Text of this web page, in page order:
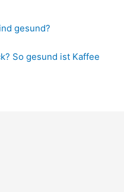
gesund?
So gesund ist Kaffee